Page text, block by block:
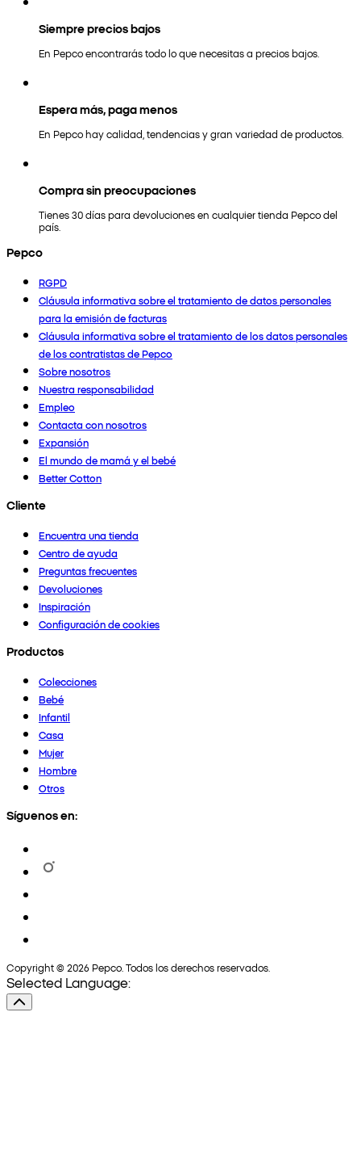
Siempre precios bajos
En Pepco encontrarás todo lo que necesitas a precios bajos.
Espera más, paga menos
En Pepco hay calidad, tendencias y gran variedad de productos.
Compra sin preocupaciones
Tienes 30 días para devoluciones en cualquier tienda Pepco del
país.
Pepco
RGPD
Cláusula informativa sobre el tratamiento de datos personales
para la emisión de facturas
Cláusula informativa sobre el tratamiento de los datos personales
de los contratistas de Pepco
Sobre nosotros
Nuestra responsabilidad
Empleo
Contacta con nosotros
Expansión
El mundo de mamá y el bebé
Better Cotton
Cliente
Encuentra una tienda
Centro de ayuda
Preguntas frecuentes
Devoluciones
Inspiración
Configuración de cookies
Productos
Colecciones
Bebé
Infantil
Casa
Mujer
Hombre
Otros
Síguenos en:
Copyright © 2026 Pepco. Todos los derechos reservados.
Selected Language: